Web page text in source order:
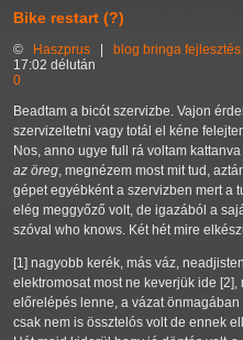
Bike restart (?)
© Haszprus blog bringa fejlesztés
17:02 délután
0
Beadtam a bicót szervizbe. Vajon
szervizeltetni vagy totál el kéne
Nos, anno ugye full rá voltam
az öreg, megnézem most mit tud,
gépet egyébként a szervizben mert a
elég meggyőző volt, de igazából a
szóval who knows. Két hét mire
[1] nagyobb kerék, más váz,
elektromosat most ne keverjük ide
előrelépés lenne, a vázat
csak nem is össztelós volt de ennek